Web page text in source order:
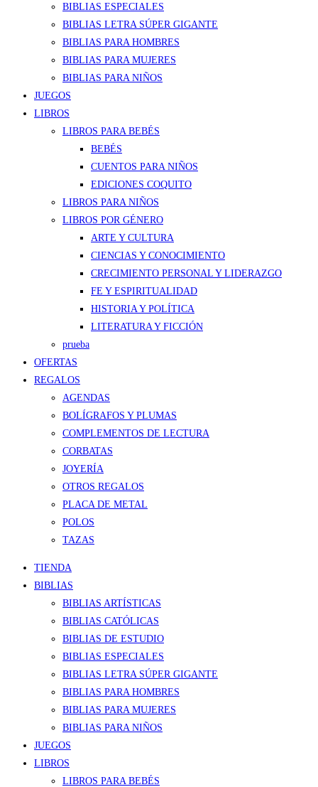
BIBLIAS ESPECIALES
BIBLIAS LETRA SÚPER GIGANTE
BIBLIAS PARA HOMBRES
BIBLIAS PARA MUJERES
BIBLIAS PARA NIÑOS
JUEGOS
LIBROS
LIBROS PARA BEBÉS
BEBÉS
CUENTOS PARA NIÑOS
EDICIONES COQUITO
LIBROS PARA NIÑOS
LIBROS POR GÉNERO
ARTE Y CULTURA
CIENCIAS Y CONOCIMIENTO
CRECIMIENTO PERSONAL Y LIDERAZGO
FE Y ESPIRITUALIDAD
HISTORIA Y POLÍTICA
LITERATURA Y FICCIÓN
prueba
OFERTAS
REGALOS
AGENDAS
BOLÍGRAFOS Y PLUMAS
COMPLEMENTOS DE LECTURA
CORBATAS
JOYERÍA
OTROS REGALOS
PLACA DE METAL
POLOS
TAZAS
TIENDA
BIBLIAS
BIBLIAS ARTÍSTICAS
BIBLIAS CATÓLICAS
BIBLIAS DE ESTUDIO
BIBLIAS ESPECIALES
BIBLIAS LETRA SÚPER GIGANTE
BIBLIAS PARA HOMBRES
BIBLIAS PARA MUJERES
BIBLIAS PARA NIÑOS
JUEGOS
LIBROS
LIBROS PARA BEBÉS